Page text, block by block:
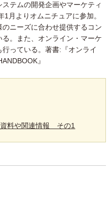
テムの開発企画やマーケティ
月よりオムニチュアに参加。
ニーズに合わせ提供するコン
。また、オンライン・マーケ
っている。著書:『オンライ
』
料や関連情報 その1